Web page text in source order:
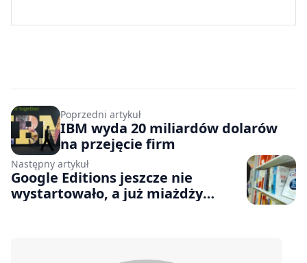
Poprzedni artykuł
IBM wyda 20 miliardów dolarów
na przejęcie firm
Następny artykuł
Google Editions jeszcze nie
wystartowało, a już miażdży